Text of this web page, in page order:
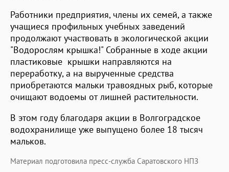
Работники предприятия, члены их семей, а также
учащиеся профильных учебных заведений
продолжают участвовать в экологической акции
"Водорослям крышка!" Собранные в ходе акции
пластиковые крышки направляются на
переработку, а на вырученные средства
приобретаются мальки травоядных рыб, которые
очищают водоемы от лишней растительности.
В этом году благодаря акции в Волгоградское
водохранилище уже выпущено более 18 тысяч
мальков.
Материал подготовила пресс-служба Саратовского НПЗ